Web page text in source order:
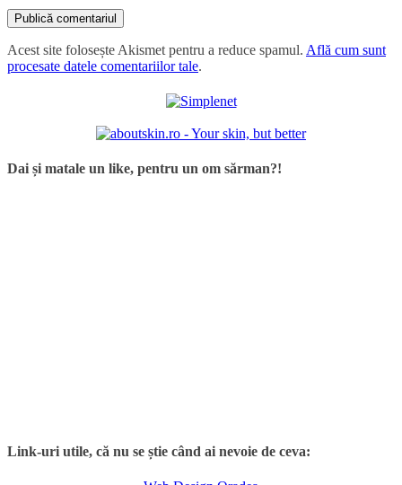
Acest site folosește Akismet pentru a reduce spamul. Află cum sunt
procesate datele comentariilor tale.
Dai și matale un like, pentru un om sărman?!
Link-uri utile, că nu se știe când ai nevoie de ceva: